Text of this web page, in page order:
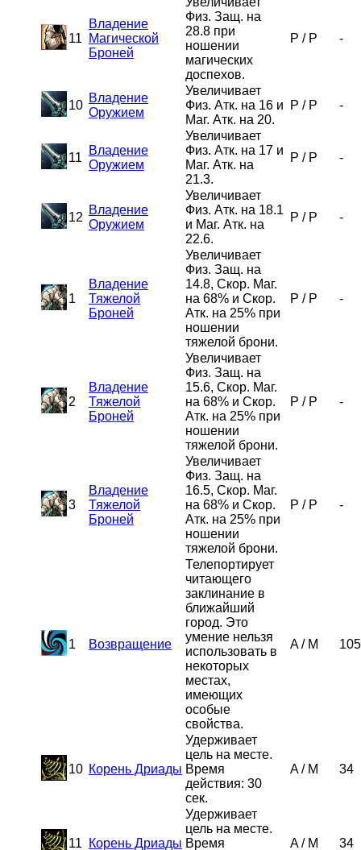
11
Владение
Магической
Броней
Физ. Защ. на
28.8 при
ношении
магических
доспехов.
P / P -
10
Владение
Оружием
Увеличивает
Физ. Атк. на 16 и
Маг. Атк. на 20.
P / P -
11
Владение
Оружием
Увеличивает
Физ. Атк. на 17 и
Маг. Атк. на
21.3.
P / P -
12
Владение
Оружием
Увеличивает
Физ. Атк. на 18.1
и Маг. Атк. на
22.6.
P / P -
1
Владение
Тяжелой
Броней
Увеличивает
Физ. Защ. на
14.8, Скор. Маг.
на 68% и Скор.
Атк. на 25% при
ношении
тяжелой брони.
P / P -
2
Владение
Тяжелой
Броней
Увеличивает
Физ. Защ. на
15.6, Скор. Маг.
на 68% и Скор.
Атк. на 25% при
ношении
тяжелой брони.
P / P -
3
Владение
Тяжелой
Броней
Увеличивает
Физ. Защ. на
16.5, Скор. Маг.
на 68% и Скор.
Атк. на 25% при
ношении
тяжелой брони.
P / P -
1 Возвращение
Телепортирует
читающего
заклинание в
ближайший
город. Это
умение нельзя
использовать в
некоторых
местах,
имеющих
особые
свойства.
A/ M 105
10 Корень Дриады
Удерживает
цель на месте.
Время
действия: 30
сек.
A/ M 34
11 Корень Дриады
Удерживает
цель на месте.
Время
A/ M 34